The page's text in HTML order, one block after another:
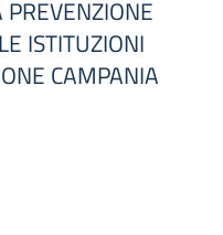
ISTITUZIONI
CAMPANIA